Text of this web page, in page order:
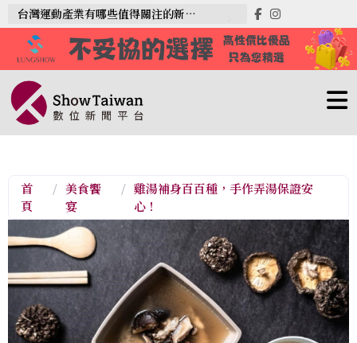
台灣運動產業有哪些值得關注的新趨勢？
首
頁
/ 美食饗
宴
/ 雞湯補身百百種，手作弄湯保證安
心！